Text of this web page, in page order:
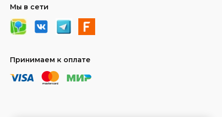
Мы в сети
Принимаем к оплате